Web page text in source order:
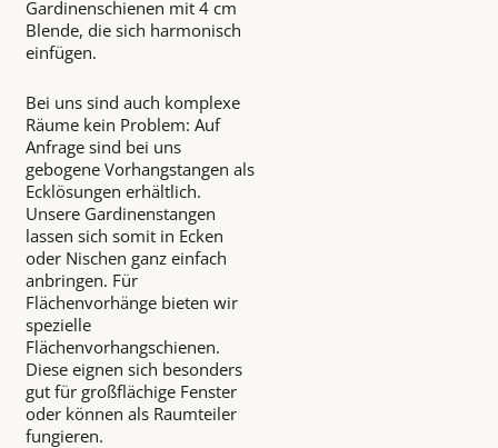
Gardinenschienen mit 4 cm
Blende, die sich harmonisch
einfügen.
Bei uns sind auch komplexe
Räume kein Problem: Auf
Anfrage sind bei uns
gebogene Vorhangstangen als
Ecklösungen erhältlich.
Unsere Gardinenstangen
lassen sich somit in Ecken
oder Nischen ganz einfach
anbringen. Für
Flächenvorhänge bieten wir
spezielle
Flächenvorhangschienen.
Diese eignen sich besonders
gut für großflächige Fenster
oder können als Raumteiler
fungieren.